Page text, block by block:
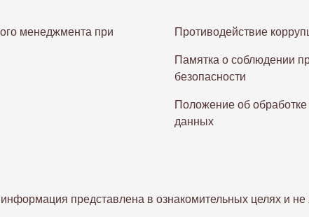
менеджмента при
Противодействие
Памятка о соблюдении
безопасности
Положение об
данных
представлена в ознакомительных целях и